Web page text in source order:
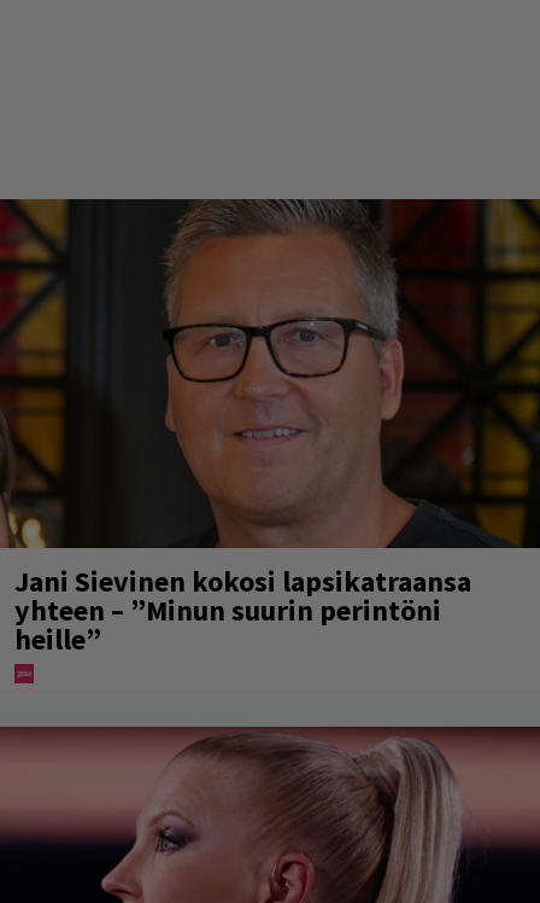
Jani Sievinen kokosi lapsikatraansa
yhteen – ”Minun suurin perintöni
heille”